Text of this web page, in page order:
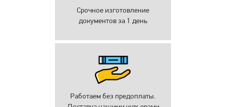
Срочное изготовление
документов за 1 день
Работаем без предоплаты.